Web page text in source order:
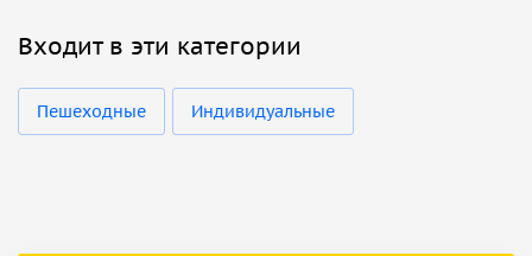
Входит в эти категории
Пешеходные Индивидуальные